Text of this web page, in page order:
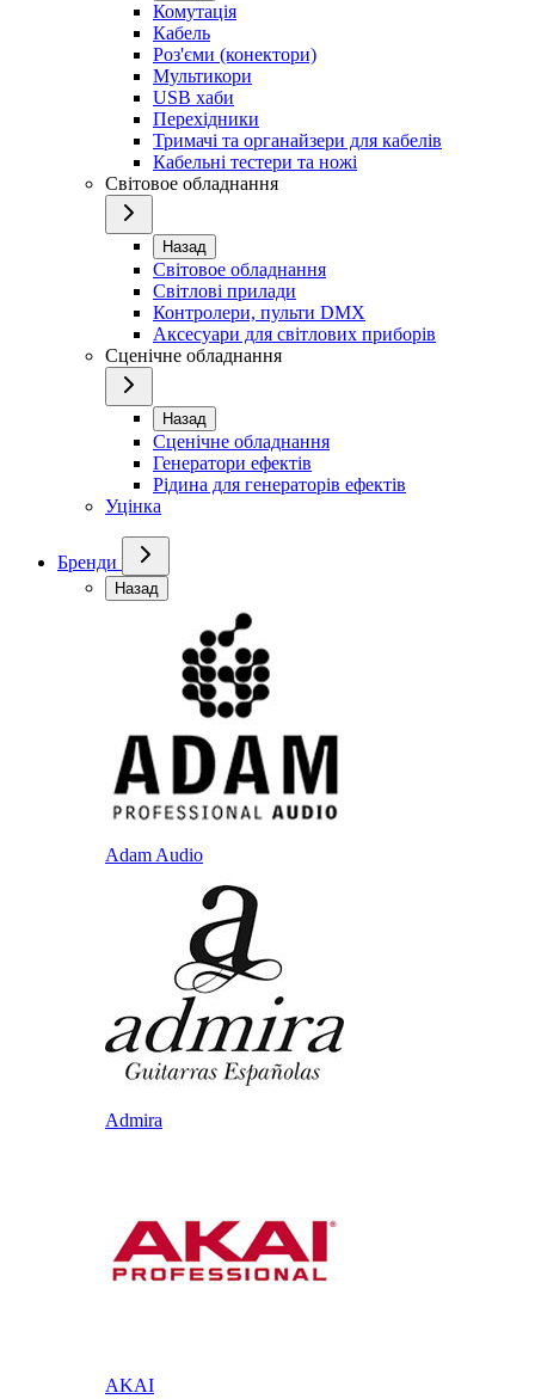
Комутація
Кабель
Роз'єми (конектори)
Мультикори
USB хаби
Перехідники
Тримачі та органайзери для кабелів
Кабельні тестери та ножі
Світовое обладнання
Назад
Світовое обладнання
Світлові прилади
Контролери, пульти DMX
Аксесуари для світлових приборів
Сценічне обладнання
Назад
Сценічне обладнання
Генератори ефектів
Рідина для генераторів ефектів
Уцінка
Бренди
Назад
Adam Audio
Admira
AKAI